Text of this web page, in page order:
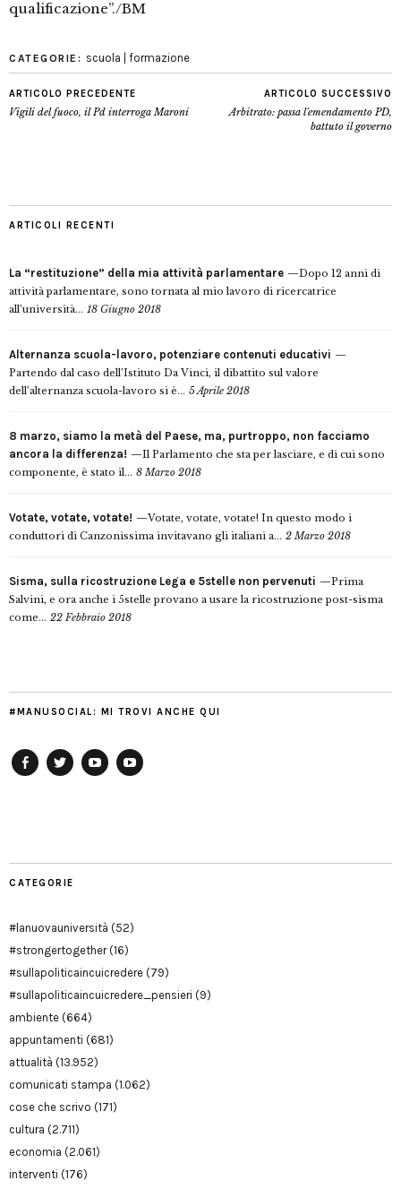
qualificazione”./BM
CATEGORIE: scuola | formazione
ARTICOLO PRECEDENTE
Vigili del fuoco, il Pd interroga Maroni
ARTICOLO SUCCESSIVO
Arbitrato: passa l'emendamento PD,
battuto il governo
ARTICOLI RECENTI
La “restituzione” della mia attività parlamentare
Dopo 12 anni di
attività parlamentare, sono tornata al mio lavoro di ricercatrice
all’università... 18 Giugno 2018
Alternanza scuola-lavoro, potenziare contenuti educativi
Partendo dal caso dell’Istituto Da Vinci, il dibattito sul valore
dell’alternanza scuola-lavoro si è... 5 Aprile 2018
8 marzo, siamo la metà del Paese, ma, purtroppo, non facciamo
ancora la differenza!
Il Parlamento che sta per lasciare, e di cui sono
componente, è stato il... 8 Marzo 2018
Votate, votate, votate!
Votate, votate, votate! In questo modo i
conduttori di Canzonissima invitavano gli italiani a... 2 Marzo 2018
Sisma, sulla ricostruzione Lega e 5stelle non pervenuti
Prima
Salvini, e ora anche i 5stelle provano a usare la ricostruzione post-sisma
come... 22 Febbraio 2018
#MANUSOCIAL: MI TROVI ANCHE QUI
CATEGORIE
#lanuovauniversità (52)
#strongertogether(16)
#sullapoliticaincuicredere (79)
#sullapoliticaincuicredere_pensieri (9)
ambiente (664)
appuntamenti (681)
attualità (13.952)
comunicati stampa (1.062)
cose che scrivo (171)
cultura (2.711)
economia (2.061)
interventi (176)